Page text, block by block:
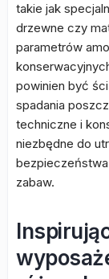
takie jak
drzewne czy
parametrów
powinien być
spadania
techniczne i
niezbędne do
bezpieczeństwa
zabaw.